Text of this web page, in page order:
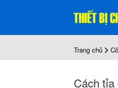
Trang chủ
Cách tỉa